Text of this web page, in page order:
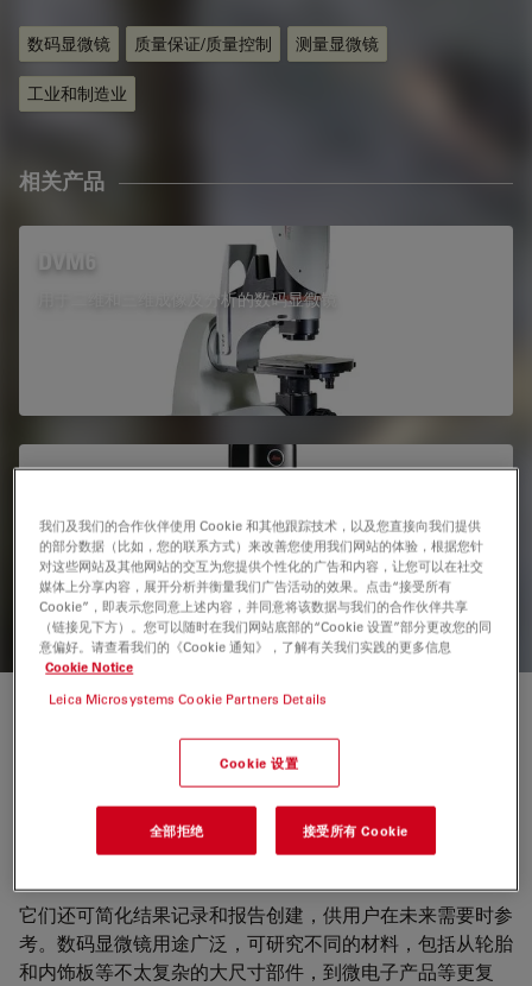
数码显微镜 质量保证/质量控制 测量显微镜
工业和制造业
相关产品
DVM6
用于二维和三维成像及分析的数码显微镜
Emspira 3在同一个系统中结合了执行全面的目视检查所需的
所有功能，包括比较、测量和文档共享。
为什么数码显微镜适用于汽车行业？
数码显微镜是没有目镜的光学显微镜，直接在显示器上显示
。它们可以让供应商和制造商快速开展研究，并有
效分享和交流研究结果，特别是改动现有组件或引入新组件
它们还可简化结果记录和报告创建，供用户在未来需要时参
考。数码显微镜用途广泛，可研究不同的材料，包括从轮胎
和内饰板等不太复杂的大尺寸部件，到微电子产品等更复
我们及我们的合作伙伴使用 Cookie 和其他跟踪技术，以及您直接向我们提供
的部分数据（比如，您的联系方式）来改善您使用我们网站的体验，根据您针
对这些网站及其他网站的交互为您提供个性化的广告和内容，让您可以在社交
媒体上分享内容，展开分析并衡量我们广告活动的效果。点击“接受所有
Cookie”，即表示您同意上述内容，并同意将该数据与我们的合作伙伴共享
（链接见下方）。您可以随时在我们网站底部的“Cookie 设置”部分更改您的同
意偏好。请查看我们的《Cookie 通知》，了解有关我们实践的更多信息
Cookie Notice
Leica Microsystems Cookie Partners Details
Cookie 设置
全部拒绝 接受所有 Cookie